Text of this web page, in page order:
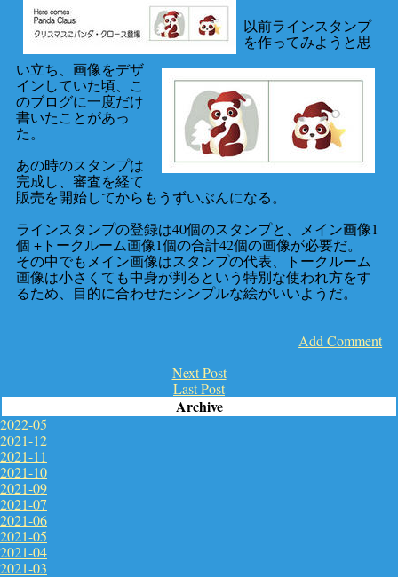
以前ラインスタンプ
を作ってみようと思
い立ち、画像をデザ
インしていた頃、こ
のブログに一度だけ
書いたことがあっ
た。
あの時のスタンプは
完成し、審査を経て
販売を開始してからもうずいぶんになる。
ラインスタンプの登録は40個のスタンプと、メイン画像1
個 +トークルーム画像1個の合計42個の画像が必要だ。
その中でもメイン画像はスタンプの代表、トークルーム
画像は小さくても中身が判るという特別な使われ方をす
るため、目的に合わせたシンプルな絵がいいようだ。
Add Comment
Next Post
Last Post
Archive
2022-05
2021-12
2021-11
2021-10
2021-09
2021-07
2021-06
2021-05
2021-04
2021-03